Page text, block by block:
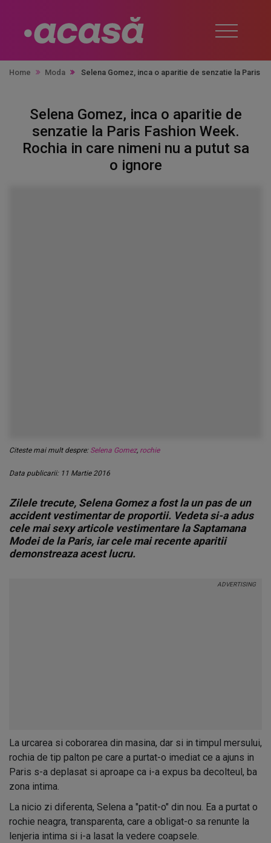
Home Moda Selena Gomez, inca o aparitie de senzatie la Paris
Selena Gomez, inca o aparitie de
senzatie la Paris Fashion Week.
Rochia in care nimeni nu a putut sa
o ignore
Citeste mai mult despre: Selena Gomez, rochie
Data publicarii: 11 Martie 2016
Zilele trecute, Selena Gomez a fost la un pas de un
accident vestimentar de proportii. Vedeta si-a adus
cele mai sexy articole vestimentare la Saptamana
Modei de la Paris, iar cele mai recente aparitii
demonstreaza acest lucru.
La urcarea si coborarea din masina, dar si in timpul mersului,
rochia de tip palton pe care a purtat-o imediat ce a ajuns in
Paris s-a deplasat si aproape ca i-a expus ba decolteul, ba
zona intima.
La nicio zi diferenta, Selena a "patit-o" din nou. Ea a purtat o
rochie neagra, transparenta, care a obligat-o sa renunte la
lenjeria intima si i-a lasat la vedere coapsele.